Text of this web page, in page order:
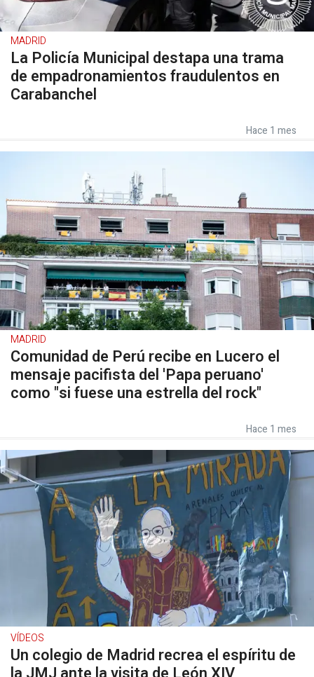
MADRID
La Policía Municipal destapa una trama
de empadronamientos fraudulentos en
Carabanchel
Hace 1 mes
MADRID
Comunidad de Perú recibe en Lucero el
mensaje pacifista del 'Papa peruano'
como "si fuese una estrella del rock"
Hace 1 mes
VÍDEOS
Un colegio de Madrid recrea el espíritu de